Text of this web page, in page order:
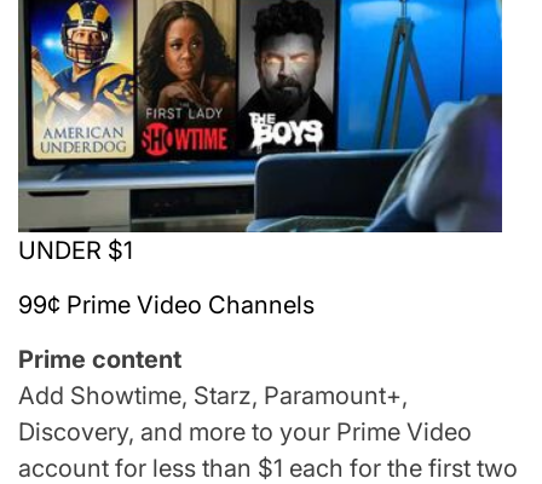
UNDER $1
99¢ Prime Video Channels
Prime content
Add Showtime, Starz, Paramount+,
Discovery, and more to your Prime Video
account for less than $1 each for the first two